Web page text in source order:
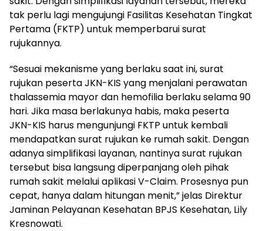
tak perlu lagi mengujungi Fasilitas Kesehatan Tingkat
Pertama (FKTP) untuk memperbarui surat
rujukannya.
“Sesuai mekanisme yang berlaku saat ini, surat
rujukan peserta JKN-KIS yang menjalani perawatan
thalassemia mayor dan hemofilia berlaku selama 90
hari. Jika masa berlakunya habis, maka peserta
JKN-KIS harus mengunjungi FKTP untuk kembali
mendapatkan surat rujukan ke rumah sakit. Dengan
adanya simplifikasi layanan, nantinya surat rujukan
tersebut bisa langsung diperpanjang oleh pihak
rumah sakit melalui aplikasi V-Claim. Prosesnya pun
cepat, hanya dalam hitungan menit,” jelas Direktur
Jaminan Pelayanan Kesehatan BPJS Kesehatan, Lily
Kresnowati.